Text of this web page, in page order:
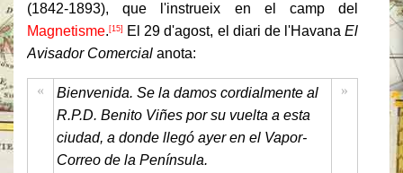
(1842-1893), que l'instrueix en el camp del
Magnetisme. [15] El 29 d'agost, el diari de l'Havana El
Avisador Comercial anota:
«
Bienvenida. Se la damos cordialmente al
R.P.D. Benito Viñes por su vuelta a esta
ciudad, a donde llegó ayer en el Vapor-
Correo de la Península.
»